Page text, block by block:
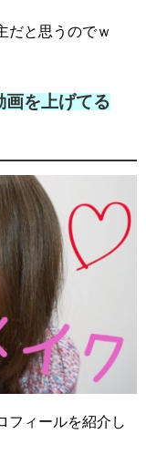
だと思うのでｗ
を上げてる
フィールを紹介し